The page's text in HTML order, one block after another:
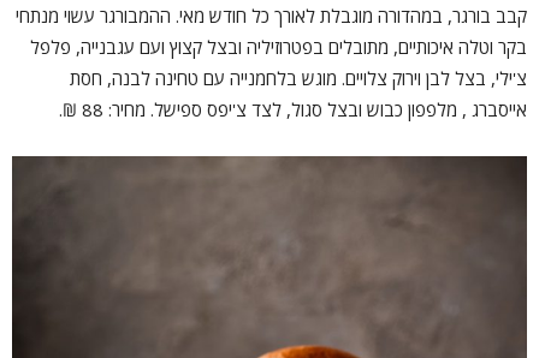
קבב בורגר, במהדורה מוגבלת לאורך כל חודש מאי. ההמבורגר עשוי מנתחי
בקר וטלה איכותיים, מתובלים בפטרוזיליה ובצל קצוץ ועם עגבנייה, פלפל
צ'ילי, בצל לבן וירוק צלויים. מוגש בלחמנייה עם טחינה לבנה, חסת
אייסברג , מלפפון כבוש ובצל סגול, לצד צ'יפס ספישל. מחיר: 88 ₪.